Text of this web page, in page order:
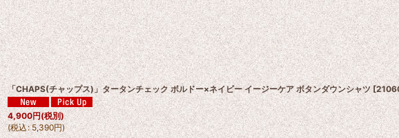
「CHAPS(チャップス)」タータンチェック ボルドー×ネイビー イージーケア ボタンダウンシャツ [
4,900円(税別)
(税込: 5,390円)